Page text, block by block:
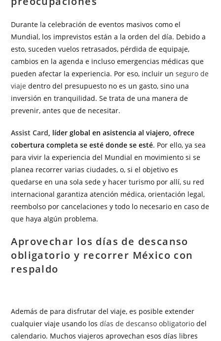
Durante la celebración de eventos masivos como el
Mundial, los imprevistos están a la orden del día. Debido a
esto, suceden vuelos retrasados, pérdida de equipaje,
cambios en la agenda e incluso emergencias médicas que
pueden afectar la experiencia. Por eso, incluir unseguro de
viaje dentro del presupuesto no es un gasto, sino una
inversión en tranquilidad. Se trata de una manera de
prevenir, antes que de necesitar.
Assist Card, líder global en asistencia al viajero, ofrece
cobertura completa se esté donde se esté. Por ello, ya sea
para vivir la experiencia del Mundial en movimiento si se
planea recorrer varias ciudades, o, si el objetivo es
quedarse en una sola sede y hacer turismo por allí, su red
internacional garantiza atención médica, orientación legal,
reembolso por cancelaciones y todo lo necesario en caso de
que haya algún problema.
Aprovechar los días de descanso
obligatorio y recorrer México con
respaldo
Además de para disfrutar del viaje, es posible extender
cualquier viaje usando losdías de descanso obligatorio del
calendario. Muchos viajeros aprovechan esos días libres